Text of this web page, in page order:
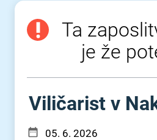
Ta
je že
Viličarist v
05. 6. 2026